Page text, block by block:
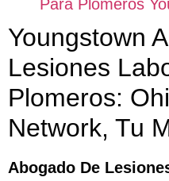
Para Plomeros
Youngstown
Lesiones
Plomeros:
Network, Tu
Abogado De